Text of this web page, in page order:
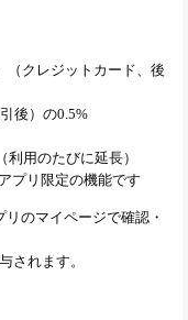
（クレジットカード、後
後）の0.5%
用のたびに延長）
プリ限定の機能です
のマイページで確認・
されます。